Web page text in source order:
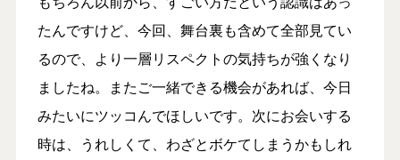
たんですけど、今回、舞台裏も含めて全部見てい
るので、より一層リスペクトの気持ちが強くなり
ましたね。またご一緒できる機会があれば、今日
みたいにツッコんでほしいです。次にお会いする
時は、うれしくて、わざとボケてしまうかもしれ